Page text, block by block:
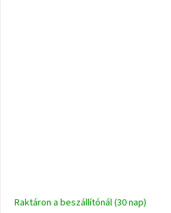
Raktáron a beszállítónál (30 nap)